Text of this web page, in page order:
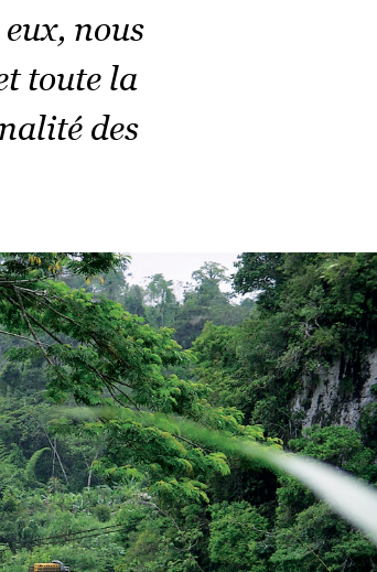
nous
toute la
des